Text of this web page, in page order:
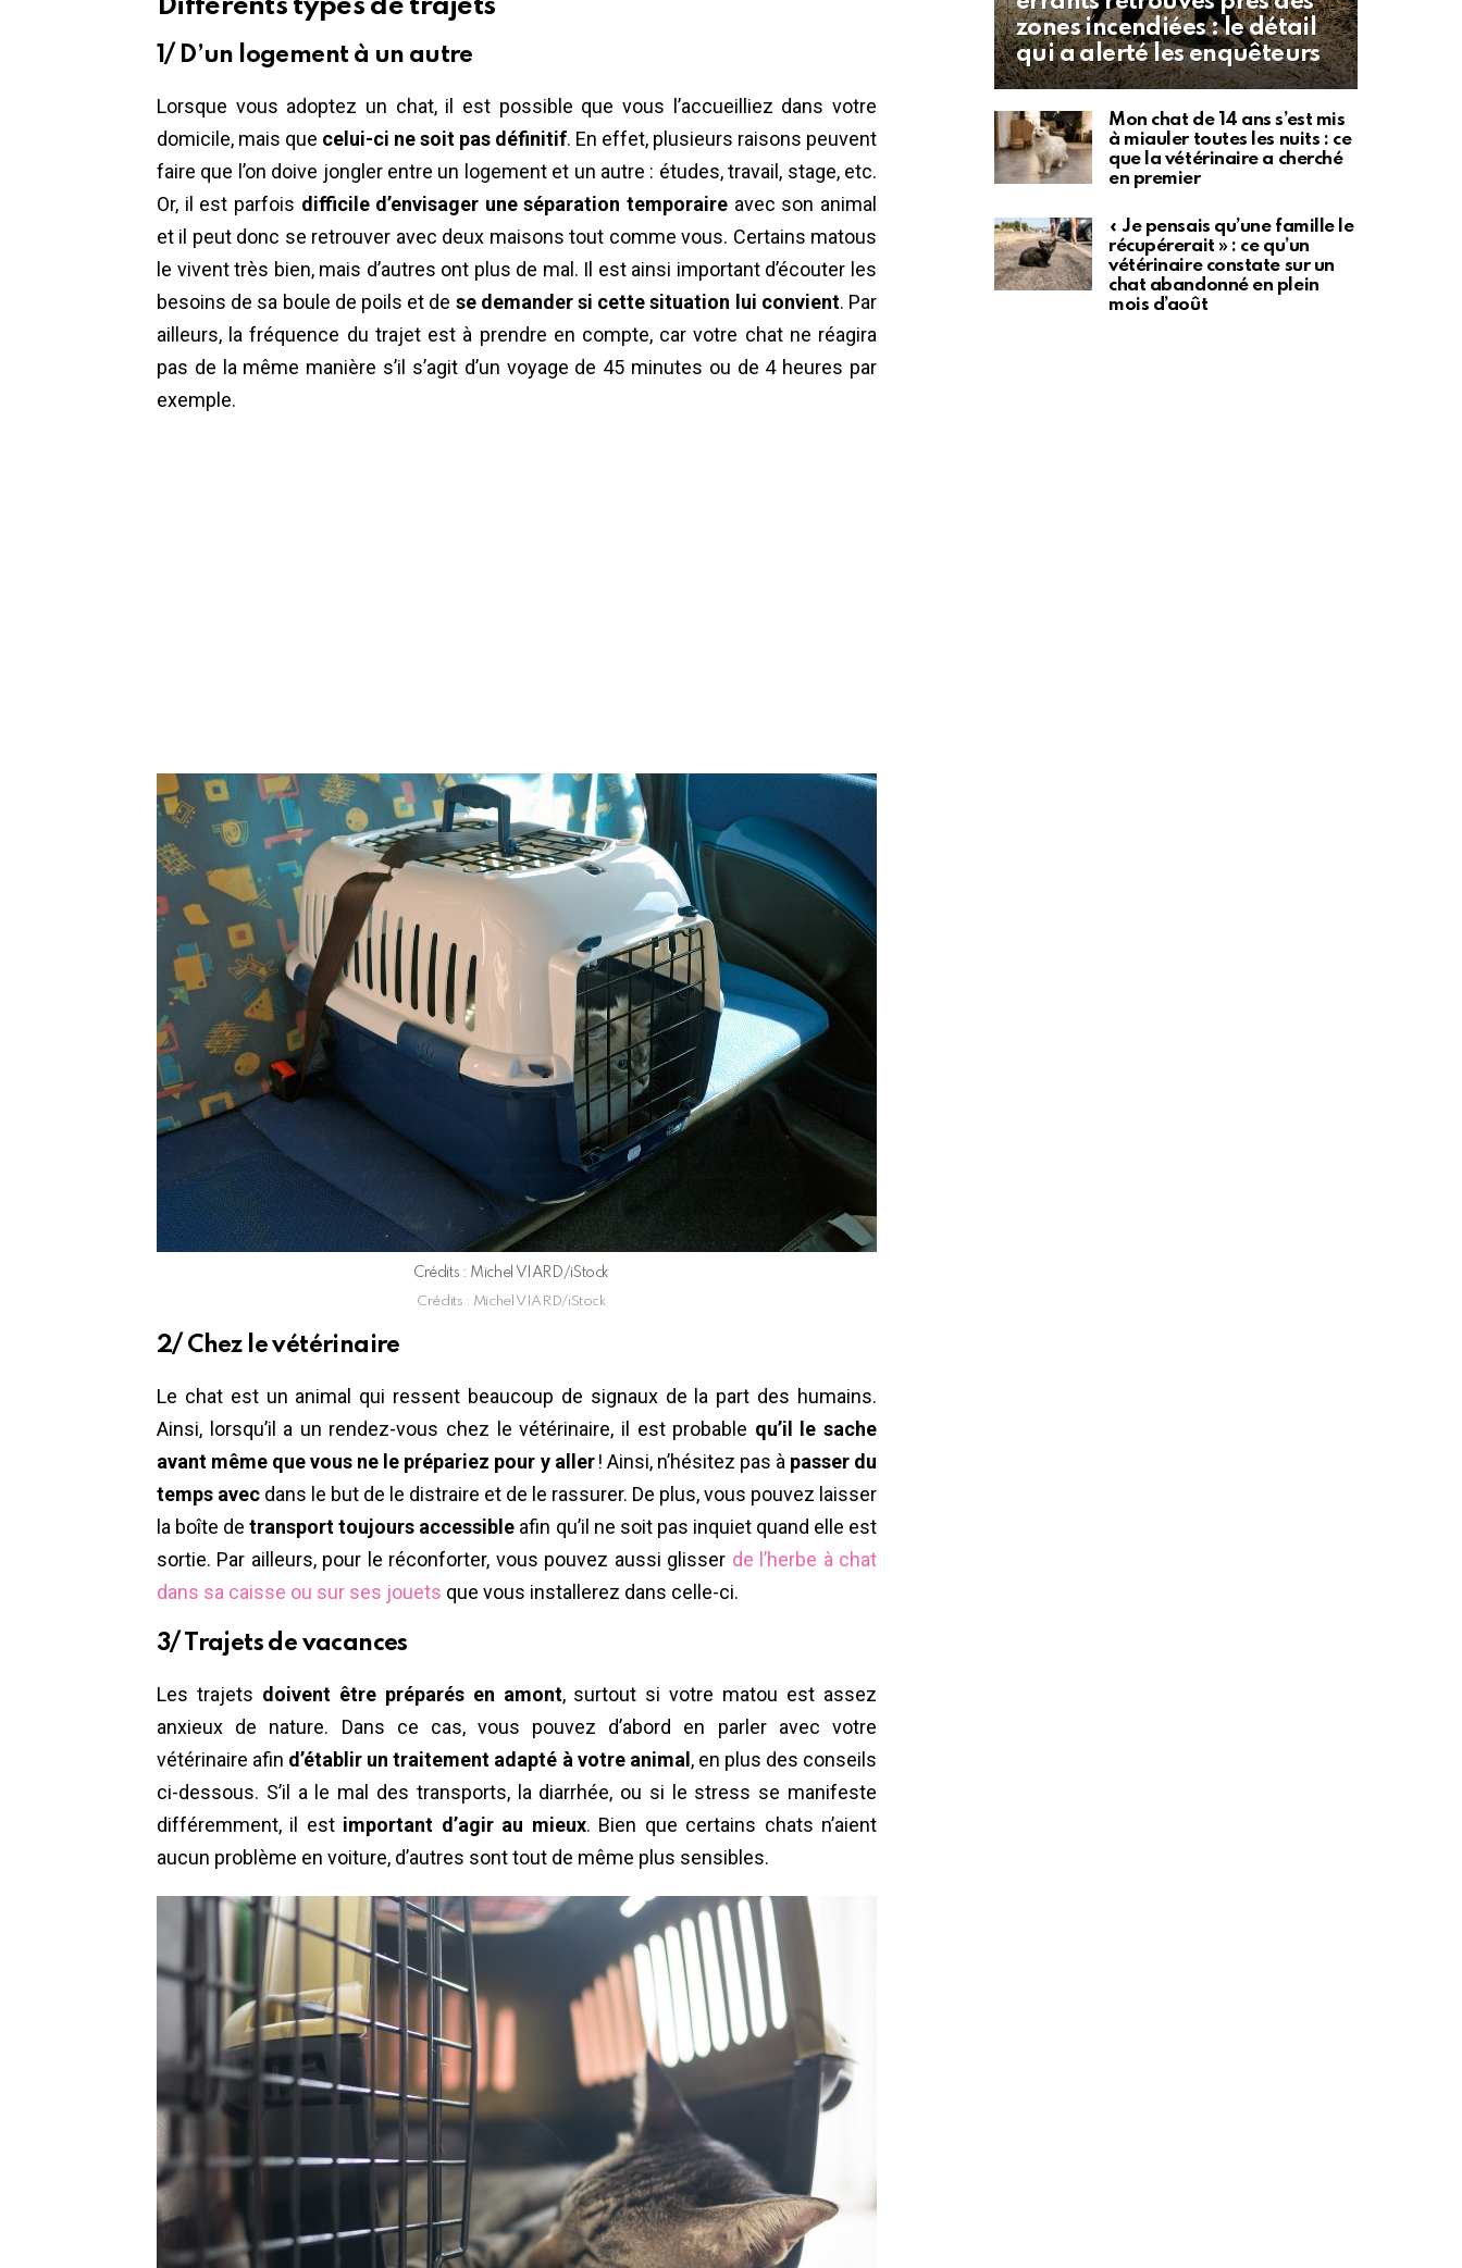
Différents types de trajets
1/ D’un logement à un autre
Lorsque vous adoptez un chat, il est possible que vous l’accueilliez dans votre
domicile, mais que celui-ci ne soit pas définitif. En effet, plusieurs raisons peuvent
faire que l’on doive jongler entre un logement et un autre : études, travail, stage, etc.
Or, il est parfois difficile d’envisager une séparation temporaire avec son animal
et il peut donc se retrouver avec deux maisons tout comme vous. Certains matous
le vivent très bien, mais d’autres ont plus de mal. Il est ainsi important d’écouter les
besoins de sa boule de poils et de se demander si cette situation lui convient. Par
ailleurs, la fréquence du trajet est à prendre en compte, car votre chat ne réagira
pas de la même manière s’il s’agit d’un voyage de 45 minutes ou de 4 heures par
exemple.
Crédits : Michel VIARD/iStock
Crédits : Michel VIARD/iStock
2/ Chez le vétérinaire
Le chat est un animal qui ressent beaucoup de signaux de la part des humains.
Ainsi, lorsqu’il a un rendez-vous chez le vétérinaire, il est probable qu’il le sache
avant même que vous ne le prépariez pour y aller! Ainsi, n’hésitez pas à passer du
temps avec dans le but de le distraire et de le rassurer. De plus, vous pouvez laisser
la boîte detransport toujours accessible afin qu’il ne soit pas inquiet quand elle est
sortie. Par ailleurs, pour le réconforter, vous pouvez aussi glisser de l’herbe à chat
dans sa caisse ou sur ses jouets que vous installerez dans celle-ci.
3/ Trajets de vacances
Les trajets doivent être préparés en amont, surtout si votre matou est assez
anxieux de nature. Dans ce cas, vous pouvez d’abord en parler avec votre
vétérinaire afin d’établir un traitement adapté à votre animal, en plus des conseils
ci-dessous. S’il a le mal des transports, la diarrhée, ou si le stress se manifeste
différemment, il est important d’agir au mieux. Bien que certains chats n’aient
aucun problème en voiture, d’autres sont tout de même plus sensibles.
zones incendiées : le détail
qui a alerté les enquêteurs
Mon chat de 14 ans s’est mis
à miauler toutes les nuits : ce
que la vétérinaire a cherché
en premier
« Je pensais qu’une famille le
récupérerait » : ce qu’un
vétérinaire constate sur un
chat abandonné en plein
mois d’août